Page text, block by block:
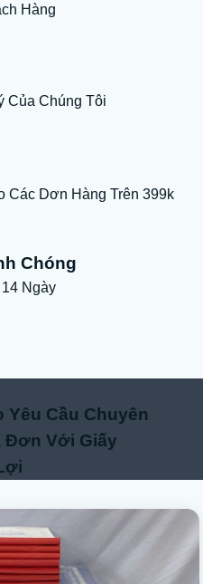
Hàng
Của Chúng Tôi
Các Dơn Hàng Trên 399k
Chóng
Ngày
Yêu Cầu Chuyên
Đơn Với Giấy